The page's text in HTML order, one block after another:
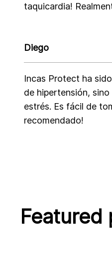
taquicardia!
Diego
Incas Protect ha
de hipertensión,
estrés. Es fácil de
recomendado!
Featured